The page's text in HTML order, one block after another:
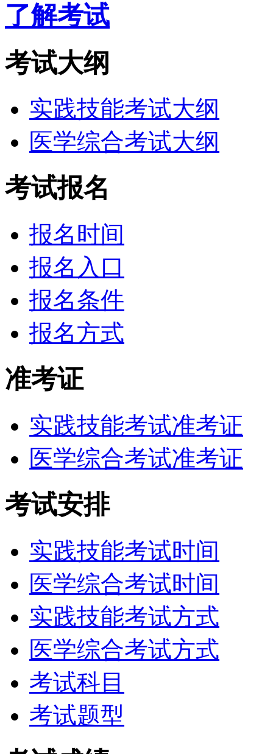
了解考试
考试大纲
实践技能考试大纲
医学综合考试大纲
考试报名
报名时间
报名入口
报名条件
报名方式
准考证
实践技能考试准考证
医学综合考试准考证
考试安排
实践技能考试时间
医学综合考试时间
实践技能考试方式
医学综合考试方式
考试科目
考试题型